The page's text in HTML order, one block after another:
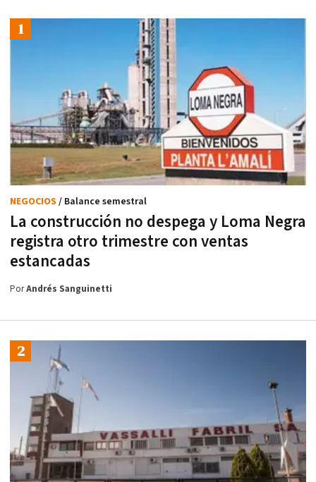
La construcción no despega y Loma Negra
registra otro trimestre con ventas
estancadas
NEGOCIOS / Balance semestral
PorAndrés Sanguinetti